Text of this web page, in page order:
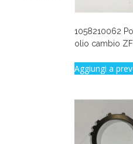
1058210062
olio cambio ZF
Aggiungi a